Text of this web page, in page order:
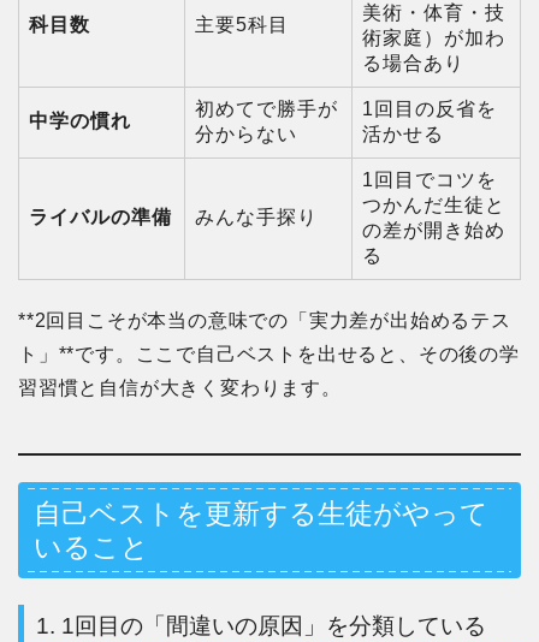
科目数 主要5科目
美術・体育・技
術家庭）が加わ
る場合あり
中学の慣れ
初めてで勝手が
分からない
1回目の反省を
活かせる
ライバルの準備 みんな手探り
1回目でコツを
つかんだ生徒と
の差が開き始め
る
**2回目こそが本当の意味での「実力差が出始めるテス
ト」**です。ここで自己ベストを出せると、その後の学
習習慣と自信が大きく変わります。
自己ベストを更新する生徒がやって
いること
1. 1回目の「間違いの原因」を分類している